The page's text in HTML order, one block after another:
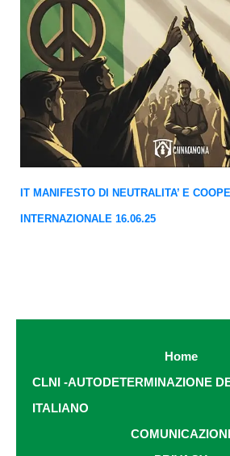
IT MANIFESTO DI NEUTRALITA’ E
INTERNAZIONALE 16.06.25
Home
CLNI -AUTODETERMINAZIONE
ITALIANO
COMUNICAZIONI